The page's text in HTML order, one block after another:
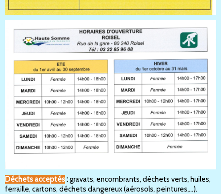
Déchets acceptés:gravats, encombrants, déchets verts, huiles,
ferraille, cartons, déchets dangereux (aérosols, peintures,...).